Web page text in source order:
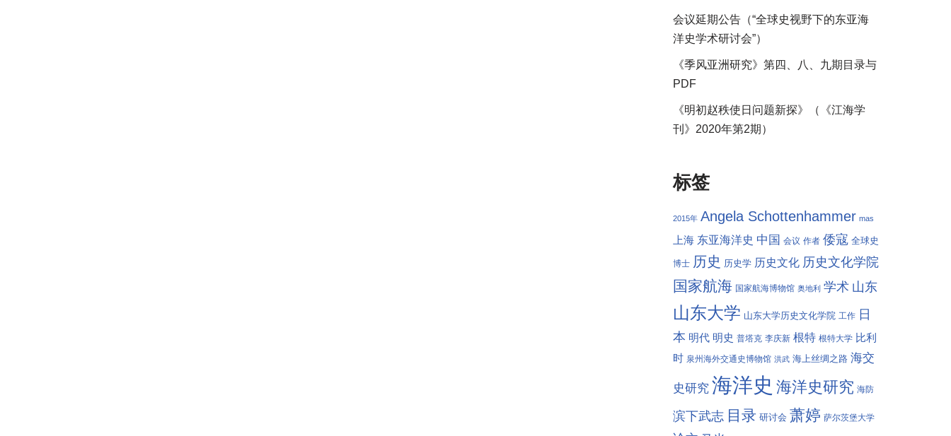
会议延期公告（“全球史视野下的东亚海
洋史学术研讨会”）
《季风亚洲研究》第四、八、九期目录与
PDF
《明初赵秩使日问题新探》（《江海学
刊》2020年第2期）
标签
2015年 Angela Schottenhammer mas
上海 东亚海洋史 中国 会议 作者 倭寇 全球史
博士 历史 历史学 历史文化 历史文化学院
国家航海 国家航海博物馆 奥地利 学术 山东
山东大学 山东大学历史文化学院 工作 日
本 明代 明史 普塔克 李庆新 根特 根特大学 比利
时 泉州海外交通史博物馆 洪武 海上丝绸之路 海交
史研究 海洋史 海洋史研究 海防
滨下武志 目录 研讨会 萧婷 萨尔茨堡大学